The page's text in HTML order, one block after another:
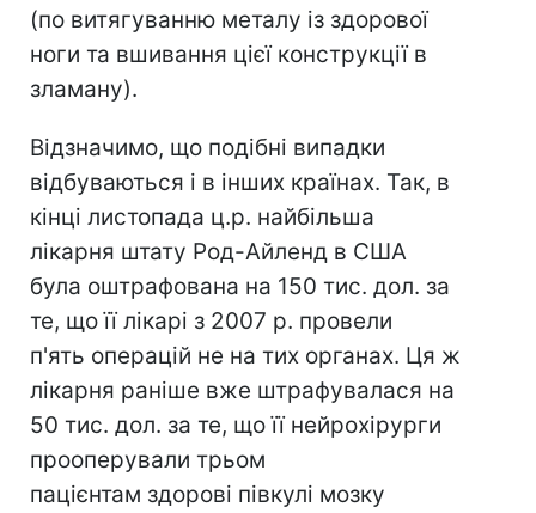
(по витягуванню металу із здорової
ноги та вшивання цієї конструкції в
зламану).
Відзначимо, що подібні випадки
відбуваються і в інших країнах. Так, в
кінці листопада ц.р. найбільша
лікарня штату Род-Айленд в США
була оштрафована на 150 тис. дол. за
те, що її лікарі з 2007 р. провели
п'ять операцій не на тих органах. Ця ж
лікарня раніше вже штрафувалася на
50 тис. дол. за те, що її нейрохірурги
прооперували трьом
пацієнтам здорові півкулі мозку